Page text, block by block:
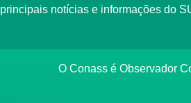
principais notícias e informações do
O Conass é